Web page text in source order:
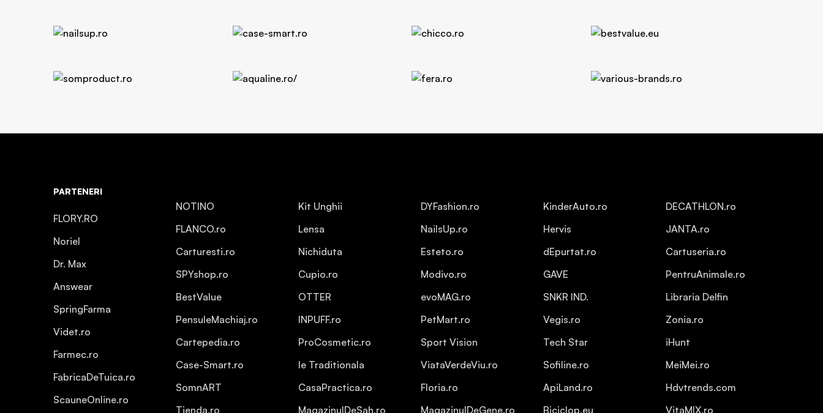
PARTENERI
FLORY.RO
Noriel
Dr. Max
Answear
SpringFarma
Videt.ro
Farmec.ro
FabricaDeTuica.ro
ScauneOnline.ro
NOTINO
FLANCO.ro
Carturesti.ro
SPYshop.ro
BestValue
PensuleMachiaj.ro
Cartepedia.ro
Case-Smart.ro
SomnART
Tienda.ro
Kit Unghii
Lensa
Nichiduta
Cupio.ro
OTTER
INPUFF.ro
ProCosmetic.ro
Ie Traditionala
CasaPractica.ro
MagazinulDeSah.ro
DYFashion.ro
NailsUp.ro
Esteto.ro
Modivo.ro
evoMAG.ro
PetMart.ro
Sport Vision
ViataVerdeViu.ro
Floria.ro
MagazinulDeGene.ro
KinderAuto.ro
Hervis
dEpurtat.ro
GAVE
SNKR IND.
Vegis.ro
Tech Star
Sofiline.ro
ApiLand.ro
Biciclop.eu
DECATHLON.ro
JANTA.ro
Cartuseria.ro
PentruAnimale.ro
Libraria Delfin
Zonia.ro
iHunt
MeiMei.ro
Hdvtrends.com
VitaMIX.ro